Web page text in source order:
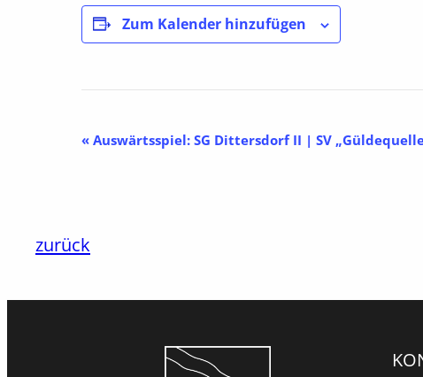
Zum Kalender hinzufügen
Veranstaltung-
« Auswärtsspiel: SG Dittersdorf II | SV
zurück